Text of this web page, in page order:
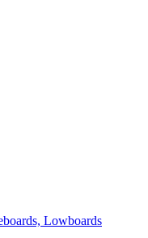
Lowboards